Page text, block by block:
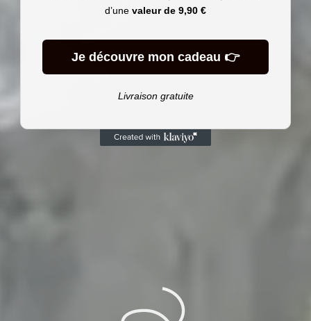
d’une valeur de 9,90 €
Je découvre mon cadeau 👉
Livraison gratuite